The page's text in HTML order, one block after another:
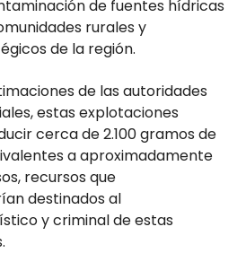
de fuentes hídricas
rurales y
de la región.
de las autoridades
estas explotaciones
cerca de 2.100 gramos de
a aproximadamente
recursos que
destinados al
y criminal de estas